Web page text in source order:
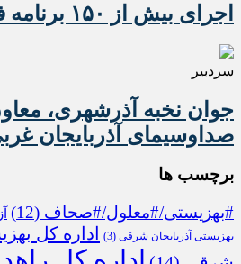
اجرای بیش از ۱۵۰ برنامه فرهنگی در اهر
سردبیر
جوان نخبه آذرشهری،
صداوسیمای آذربایجان
برچسب ها
#بهزیستی/#معلول/#صحاف (12)
بهزیستی آذربایجان شرقی (3)
اداره کل